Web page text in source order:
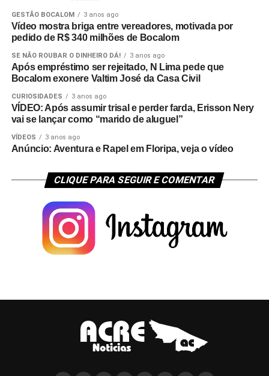
GESTÃO BOCALOM 3 anos ago
Vídeo mostra briga entre vereadores, motivada por
pedido de R$ 340 milhões de Bocalom
SE NÃO ROUBAR O DINHEIRO DÁ! 3 anos ago
Após empréstimo ser rejeitado, N Lima pede que
Bocalom exonere Valtim José da Casa Civil
CURIOSIDADES 3 anos ago
VÍDEO: Após assumir trisal e perder farda, Erisson Nery
vai se lançar como “marido de aluguel”
VÍDEOS 3 anos ago
Anúncio: Aventura e Rapel em Floripa, veja o vídeo
CLIQUE PARA SEGUIR E COMENTAR